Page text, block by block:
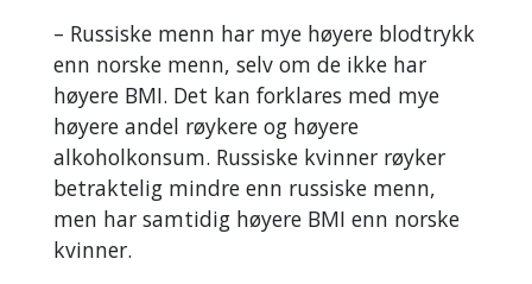
– Russiske menn har mye høyere blodtrykk
enn norske menn, selv om de ikke har
høyere BMI. Det kan forklares med mye
høyere andel røykere og høyere
alkoholkonsum. Russiske kvinner røyker
betraktelig mindre enn russiske menn,
men har samtidig høyere BMI enn norske
kvinner.